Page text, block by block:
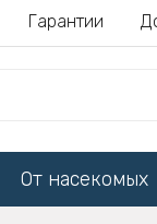
Гарантии
От насекомых